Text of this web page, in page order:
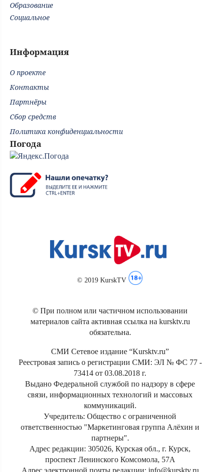
Образование
Социальное
Информация
О проекте
Контакты
Партнёры
Сбор средств
Политика конфиденциальности
Погода
© 2019 KurskTV
© При полном или частичном использовании
материалов сайта активная ссылка на kursktv.ru
обязательна.
СМИ Сетевое издание “Kursktv.ru”
Реестровая запись о регистрации СМИ: ЭЛ № ФС 77 -
73414 от 03.08.2018 г.
Выдано Федеральной службой по надзору в сфере
связи, информационных технологий и массовых
коммуникаций.
Учредитель: Общество с ограниченной
ответственностью "Маркетинговая группа Алёхин и
партнеры".
Адрес редакции: 305026, Курская обл., г. Курск,
проспект Ленинского Комсомола, 57А